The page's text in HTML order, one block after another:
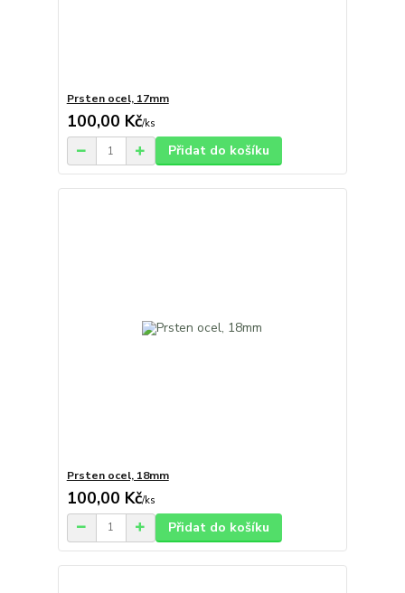
Prsten ocel, 17mm
100,00 Kč/ks
Přidat do košíku
Prsten ocel, 18mm
100,00 Kč/ks
Přidat do košíku